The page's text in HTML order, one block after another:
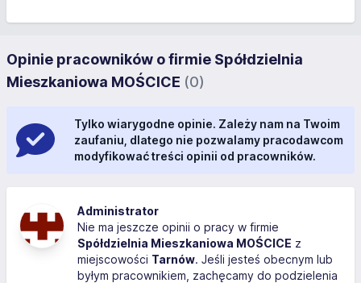
Opinie pracowników o firmie Spółdzielnia
Mieszkaniowa MOŚCICE (0)
Tylko wiarygodne opinie. Zależy nam na Twoim
zaufaniu, dlatego nie pozwalamy pracodawcom
modyfikować treści opinii od pracowników.
Administrator
Nie ma jeszcze opinii o pracy w firmie
Spółdzielnia Mieszkaniowa MOŚCICE z
miejscowości Tarnów. Jeśli jesteś obecnym lub
byłym pracownikiem, zachęcamy do podzielenia